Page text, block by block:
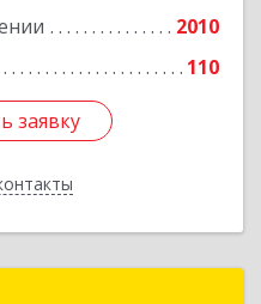
2010
110
заявку
Подробнее
заявку